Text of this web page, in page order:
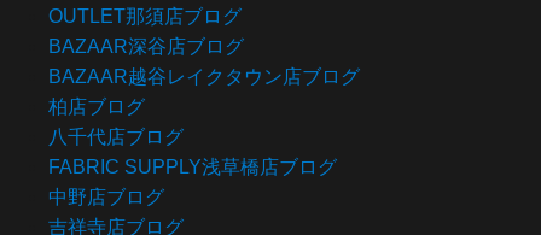
OUTLET那須店ブログ
BAZAAR深谷店ブログ
BAZAAR越谷レイクタウン店ブログ
柏店ブログ
八千代店ブログ
FABRIC SUPPLY浅草橋店ブログ
中野店ブログ
吉祥寺店ブログ